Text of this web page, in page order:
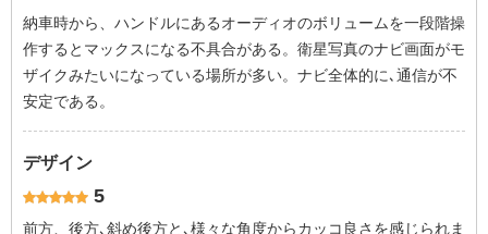
納車時から、ハンドルにあるオーディオのボリュームを一段階操
作するとマックスになる不具合がある。衛星写真のナビ画面がモ
ザイクみたいになっている場所が多い。ナビ全体的に､通信が不
安定である。
デザイン
5
前方、後方､斜め後方と､様々な角度からカッコ良さを感じられま